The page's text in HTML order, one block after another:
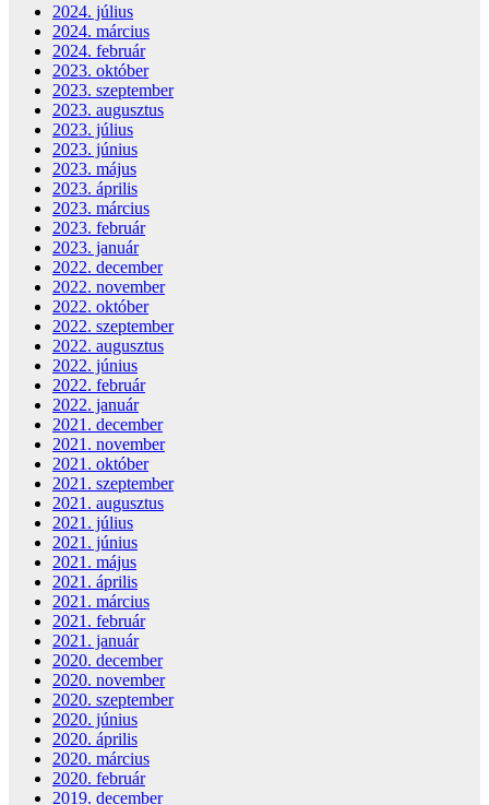
2024. július
2024. március
2024. február
2023. október
2023. szeptember
2023. augusztus
2023. július
2023. június
2023. május
2023. április
2023. március
2023. február
2023. január
2022. december
2022. november
2022. október
2022. szeptember
2022. augusztus
2022. június
2022. február
2022. január
2021. december
2021. november
2021. október
2021. szeptember
2021. augusztus
2021. július
2021. június
2021. május
2021. április
2021. március
2021. február
2021. január
2020. december
2020. november
2020. szeptember
2020. június
2020. április
2020. március
2020. február
2019. december